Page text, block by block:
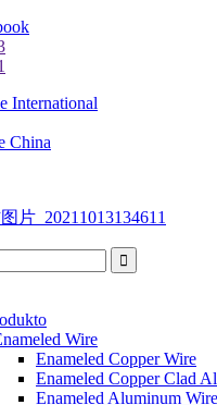
International
China
Wire
Enameled Copper Wire
Enameled Copper Clad
Enameled Aluminum Wire